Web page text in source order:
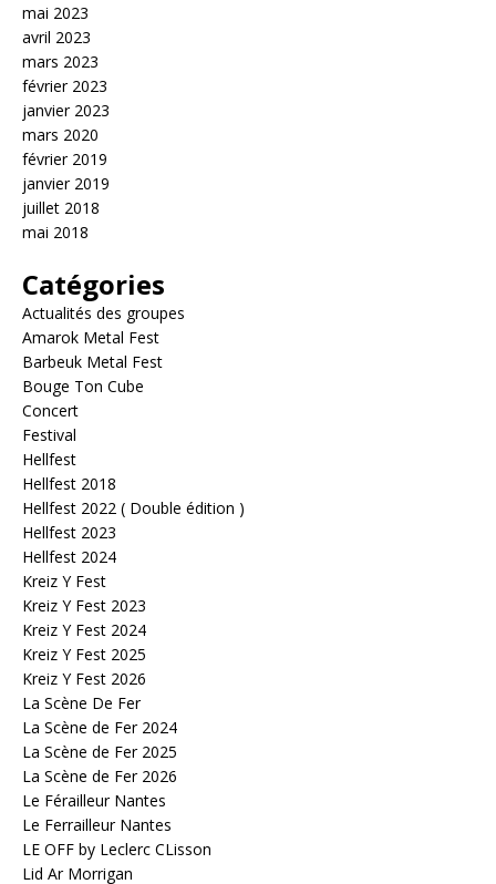
mai 2023
avril 2023
mars 2023
février 2023
janvier 2023
mars 2020
février 2019
janvier 2019
juillet 2018
mai 2018
Catégories
Actualités des groupes
Amarok Metal Fest
Barbeuk Metal Fest
Bouge Ton Cube
Concert
Festival
Hellfest
Hellfest 2018
Hellfest 2022 ( Double édition )
Hellfest 2023
Hellfest 2024
Kreiz Y Fest
Kreiz Y Fest 2023
Kreiz Y Fest 2024
Kreiz Y Fest 2025
Kreiz Y Fest 2026
La Scène De Fer
La Scène de Fer 2024
La Scène de Fer 2025
La Scène de Fer 2026
Le Férailleur Nantes
Le Ferrailleur Nantes
LE OFF by Leclerc CLisson
Lid Ar Morrigan